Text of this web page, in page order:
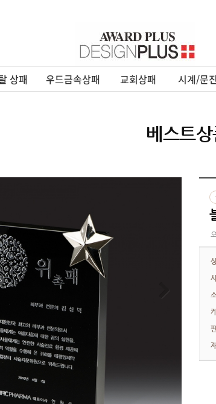
상패 우드금속상패 교회상패 시계/문진
베스트